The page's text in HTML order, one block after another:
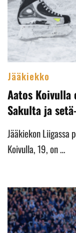
Jääkiekko
Aatos
Sakulta ja
Jääkiekon Liigassa
Koivulla, 19, on …